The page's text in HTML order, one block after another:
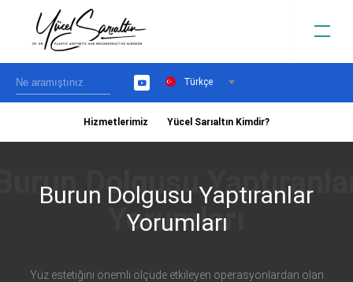
YouTubeTürkçe
Hizmetlerimiz Yücel Sarıaltın Kimdir?
Burun Dolgusu Yaptıranlar
Yorumları
Yüz estetiğini önemli ölçüde etkileyen operasyonlardan olan